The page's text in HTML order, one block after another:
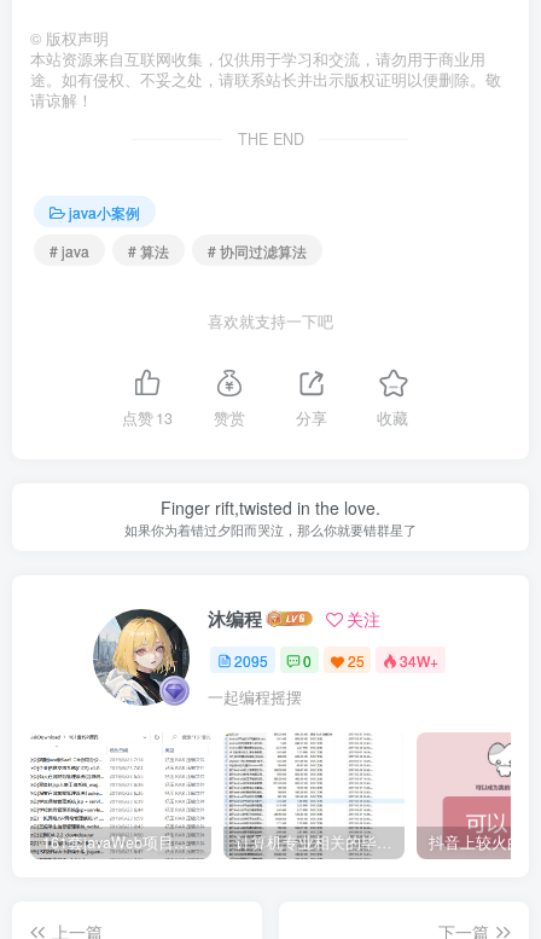
© 版权声明
本站资源来自互联网收集，仅供用于学习和交流，请勿用于商业用
途。如有侵权、不妥之处，请联系站长并出示版权证明以便删除。敬
请谅解！
THE END
java小案例
# java
# 算法 # 协同过滤算法
喜欢就支持一下吧
点赞13 赞赏 分享 收藏
Finger rift,twisted in the love.
如果你为着错过夕阳而哭泣，那么你就要错群星了
沐编程 关注
2095 0 25 34W+
一起编程摇摆
161套javaWeb项目源码免费分享 计算机专业相关的毕业设计论文合集免费下载
上一篇
下一篇